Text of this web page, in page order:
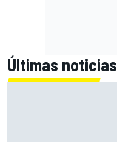
Últimas noticias